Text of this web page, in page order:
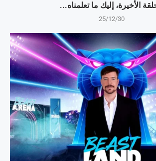
الأخيرة، إليك ما تعلمناه...
25/12/30